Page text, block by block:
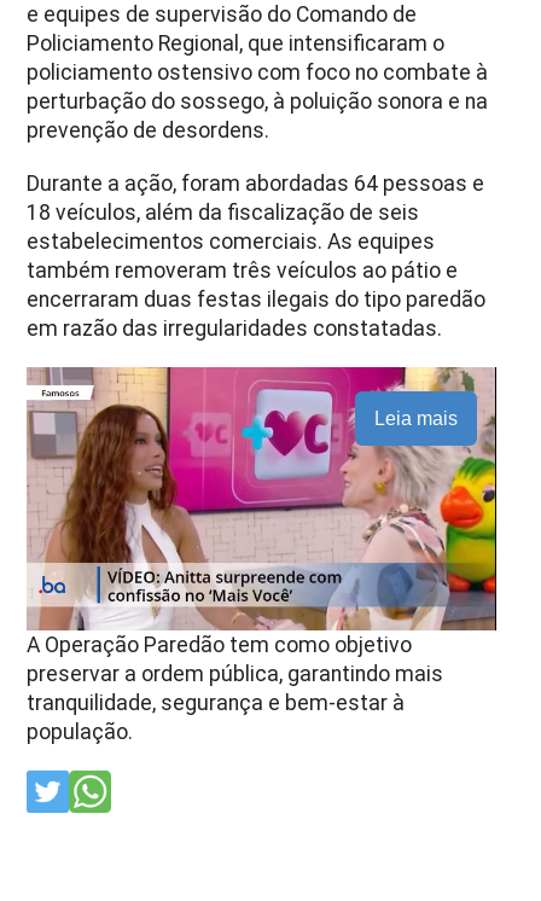
e equipes de supervisão do Comando de
Policiamento Regional, que intensificaram o
policiamento ostensivo com foco no combate à
perturbação do sossego, à poluição sonora e na
prevenção de desordens.
Durante a ação, foram abordadas 64 pessoas e
18 veículos, além da fiscalização de seis
estabelecimentos comerciais. As equipes
também removeram três veículos ao pátio e
encerraram duas festas ilegais do tipo paredão
em razão das irregularidades constatadas.
Leia mais
A Operação Paredão tem como objetivo
preservar a ordem pública, garantindo mais
tranquilidade, segurança e bem-estar à
população.